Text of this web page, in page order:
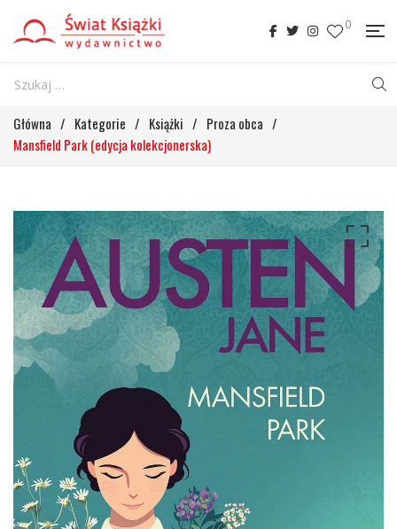
0
Główna / Kategorie / Książki / Proza obca /
Mansfield Park (edycja kolekcjonerska)